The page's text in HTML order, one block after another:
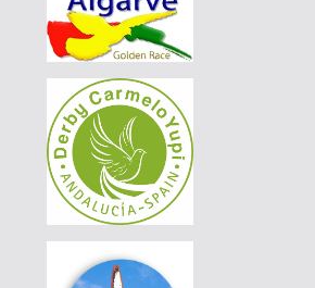
DE-25-04117-1772|75 EUR
AGD WINTER RACE 2026 - 13A
DE-25-04117-1772|70 EUR
AGD WINTER RACE 2026 - 13A
BE-25-3045346|200 EUR
AGD WINTER RACE 2026 - 13C
BE-25-3045346|190 EUR
BE-25-3045346|180 EUR